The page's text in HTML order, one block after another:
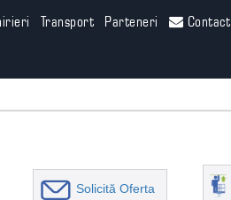
Transport Parteneri Contact
Solicită Oferta